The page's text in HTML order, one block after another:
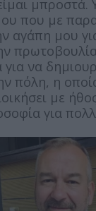
μπροστά.
που με
αγάπη μου
να
πόλη, η
με
για